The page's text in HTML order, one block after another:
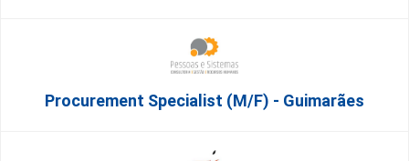
Procurement Specialist (m/f) - Guimarães